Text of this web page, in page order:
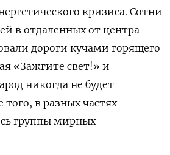
кризиса. Сотни
в отдаленных от центра
дороги кучами горящего
«Зажгите свет!» и
никогда не будет
в разных частях
группы мирных